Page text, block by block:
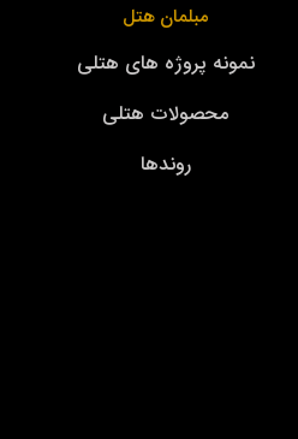
مبلمان هتل
نمونه پروژه های هتلی
محصولات هتلی
روندها